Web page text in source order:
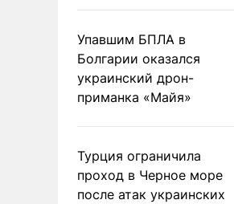
Упавшим БПЛА в
Болгарии оказался
украинский дрон-
приманка «Майя»
Турция ограничила
проход в Черное море
после атак украинских